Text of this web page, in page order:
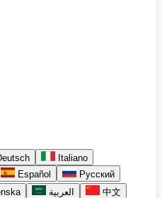
Italiano
Español
Русский
العربية
中文